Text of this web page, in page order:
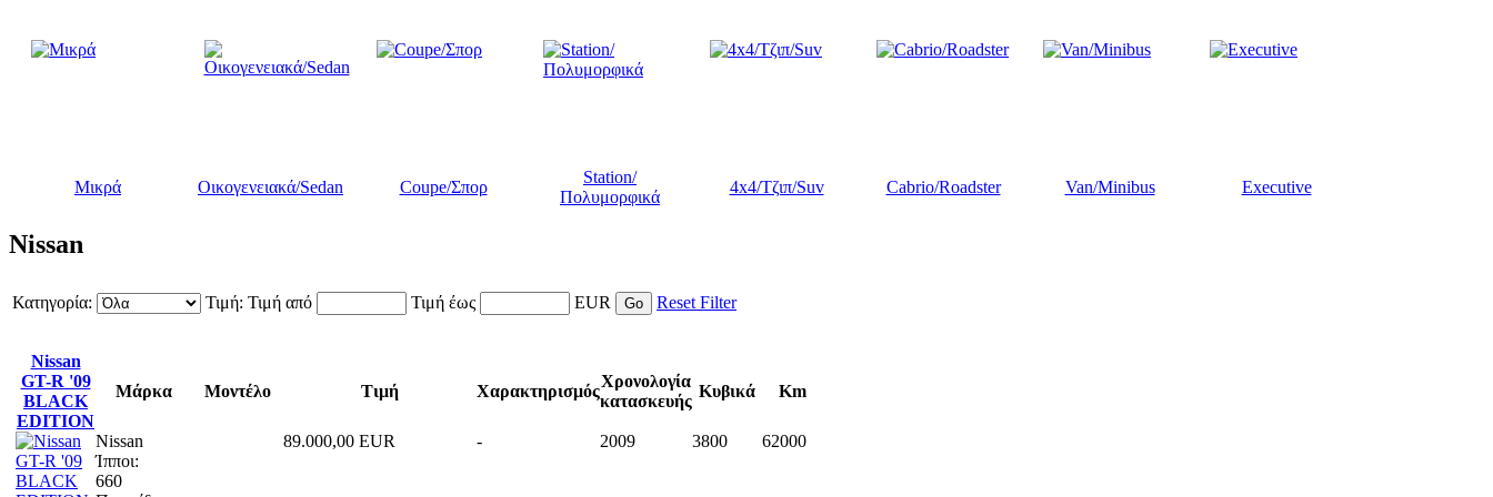
Μικρά Οικογενειακά/Sedan Coupe/Σπορ
Station/
Πολυμορφικά
4x4/Τζιπ/Suv Cabrio/Roadster Van/Minibus Executive
Nissan
Κατηγορία: Τιμή: Τιμή από Τιμή έως EUR Reset Filter
Nissan
GT-R '09
BLACK
EDITION
Μάρκα Μοντέλο Τιμή Χαρακτηρισμός
Χρονολογία
κατασκευής
Κυβικά Km
Nissan 89.000,00 EUR - 2009 3800
62000
Ίπποι:
660